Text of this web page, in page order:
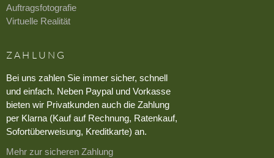
Auftragsfotografie
Virtuelle Realität
ZAHLUNG
Bei uns zahlen Sie immer sicher, schnell
und einfach. Neben Paypal und Vorkasse
bieten wir Privatkunden auch die Zahlung
per Klarna (Kauf auf Rechnung, Ratenkauf,
Sofortüberweisung, Kreditkarte) an.
Mehr zur sicheren Zahlung